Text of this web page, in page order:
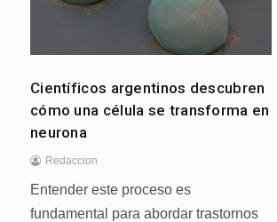
Científicos argentinos descubren
cómo una célula se transforma en
neurona
Redaccion
Entender este proceso es
fundamental para abordar trastornos